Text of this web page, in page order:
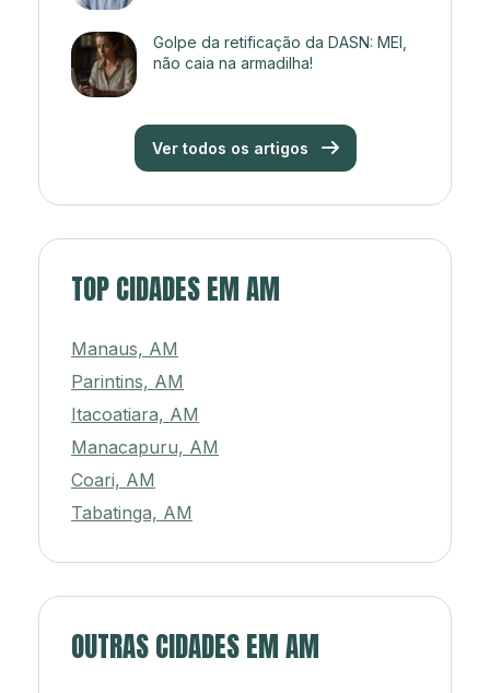
Golpe da retificação da DASN: MEI,
não caia na armadilha!
Ver todos os artigos
TOP CIDADES EM AM
Manaus, AM
Parintins, AM
Itacoatiara, AM
Manacapuru, AM
Coari, AM
Tabatinga, AM
OUTRAS CIDADES EM AM